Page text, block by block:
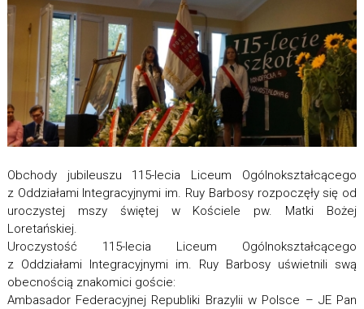
Obchody jubileuszu 115-lecia Liceum Ogólnokształcącego
z Oddziałami Integracyjnymi im. Ruy Barbosy rozpoczęły się od
uroczystej mszy świętej w Kościele pw. Matki Bożej
Loretańskiej.
Uroczystość 115-lecia Liceum Ogólnokształcącego
z Oddziałami Integracyjnymi im. Ruy Barbosy uświetnili swą
obecnością znakomici goście:
Ambasador Federacyjnej Republiki Brazylii w Polsce – JE Pan